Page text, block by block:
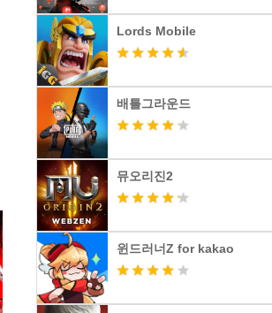
Lords Mobile
배틀그라운드
뮤오리진2
윈드러너Z for kakao